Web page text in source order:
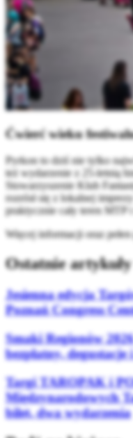
Ćwierć wieku
Pyrkon to dziś nie tylko
też wydarzenie z 25-letnią
Stowarzyszenie Klub
rozrósł się z lokalnej
praktycznie cały teren MTP
Więcej informacji oraz
Ostatnie artykuły
Jesienna edycja
Poznań Congress
Smaki Regionów
bezpłatny,
Targi TAROPAK i
Międzynarodowych
bilet, dwa wydarzenia